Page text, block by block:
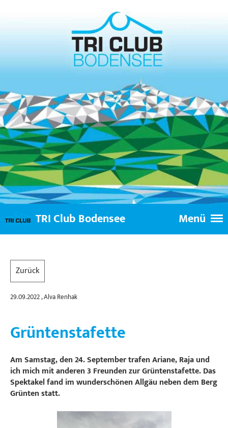
Menü
TRI Club Bodensee
Zurück
29.09.2022, Alva Renhak
Grüntenstafette
Am Samstag, den 24. September trafen Ariane, Raja und
ich mich mit anderen 3 Freunden zur Grüntenstafette. Das
Spektakel fand im wunderschönen Allgäu neben dem Berg
Grünten statt.